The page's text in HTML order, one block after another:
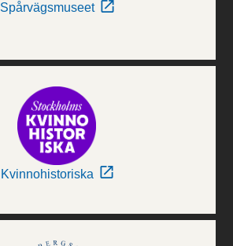
Spårvägsmuseet
Kvinnohistoriska